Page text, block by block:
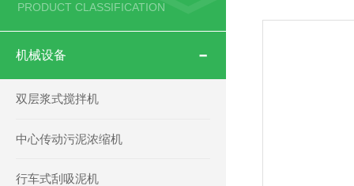
PRODUCT CLASSIFICATION
机械设备
双层浆式搅拌机
中心传动污泥浓缩机
行车式刮吸泥机